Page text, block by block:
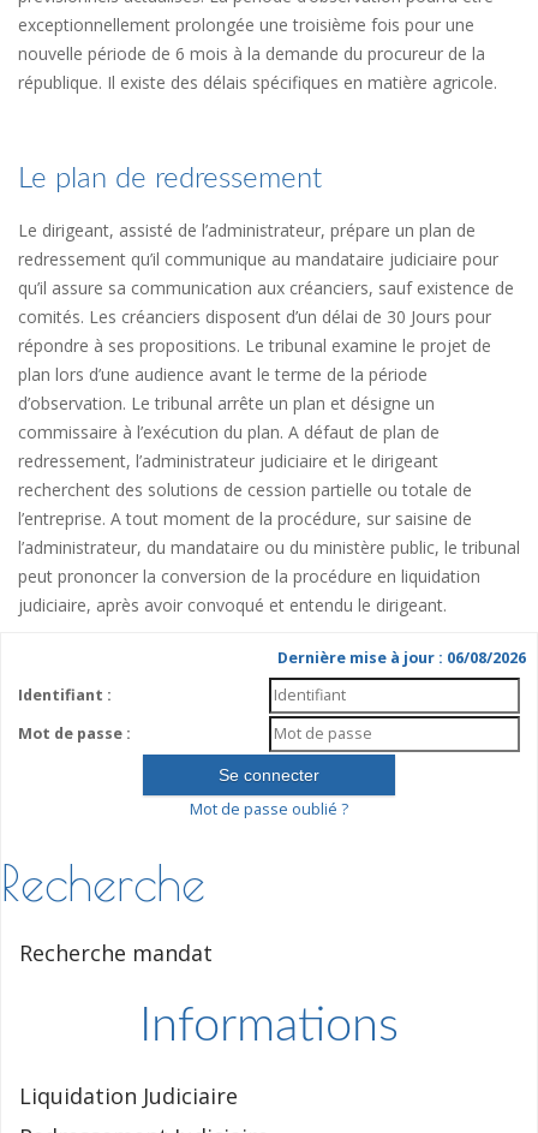
exceptionnellement prolongée une troisième fois pour une
nouvelle période de 6 mois à la demande du procureur de la
république. Il existe des délais spécifiques en matière agricole.
Le plan de redressement
Le dirigeant, assisté de l’administrateur, prépare un plan de
redressement qu’il communique au mandataire judiciaire pour
qu’il assure sa communication aux créanciers, sauf existence de
comités. Les créanciers disposent d’un délai de 30 Jours pour
répondre à ses propositions. Le tribunal examine le projet de
plan lors d’une audience avant le terme de la période
d’observation. Le tribunal arrête un plan et désigne un
commissaire à l’exécution du plan. A défaut de plan de
redressement, l’administrateur judiciaire et le dirigeant
recherchent des solutions de cession partielle ou totale de
l’entreprise. A tout moment de la procédure, sur saisine de
l’administrateur, du mandataire ou du ministère public, le tribunal
peut prononcer la conversion de la procédure en liquidation
judiciaire, après avoir convoqué et entendu le dirigeant.
Dernière mise à jour : 06/08/2026
Identifiant :
Mot de passe :
Mot de passe oublié ?
Recherche
Recherche mandat
Informations
Liquidation Judiciaire